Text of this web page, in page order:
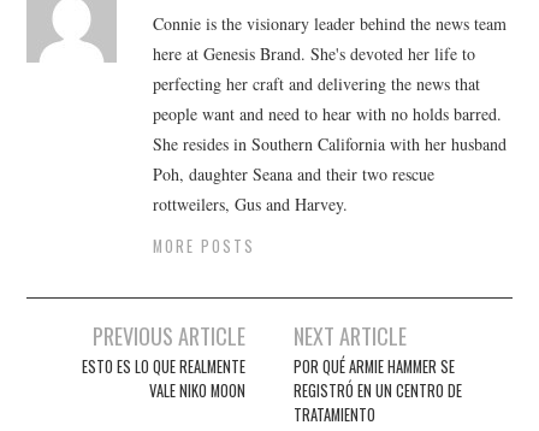
Connie is the visionary leader behind the news team
here at Genesis Brand. She's devoted her life to
perfecting her craft and delivering the news that
people want and need to hear with no holds barred.
She resides in Southern California with her husband
Poh, daughter Seana and their two rescue
rottweilers, Gus and Harvey.
MORE POSTS
navigation
PREVIOUS ARTICLE
ESTO ES LO QUE REALMENTE
VALE NIKO MOON
NEXT ARTICLE
POR QUÉ ARMIE HAMMER SE
REGISTRÓ EN UN CENTRO DE
TRATAMIENTO